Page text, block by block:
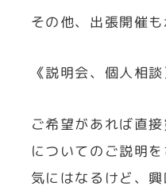
その他、出張開催も
《説明会、個人相談
ご希望があれば直
についてのご説明
気にはなるけど、